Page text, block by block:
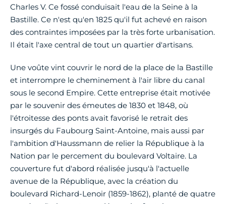
Charles V. Ce fossé conduisait l'eau de la Seine à la
Bastille. Ce n'est qu'en 1825 qu'il fut achevé en raison
des contraintes imposées par la très forte urbanisation.
Il était l'axe central de tout un quartier d'artisans.
Une voûte vint couvrir le nord de la place de la Bastille
et interrompre le cheminement à l'air libre du canal
sous le second Empire. Cette entreprise était motivée
par le souvenir des émeutes de 1830 et 1848, où
l'étroitesse des ponts avait favorisé le retrait des
insurgés du Faubourg Saint-Antoine, mais aussi par
l'ambition d'Haussmann de relier la République à la
Nation par le percement du boulevard Voltaire. La
couverture fut d'abord réalisée jusqu'à l'actuelle
avenue de la République, avec la création du
boulevard Richard-Lenoir (1859-1862), planté de quatre